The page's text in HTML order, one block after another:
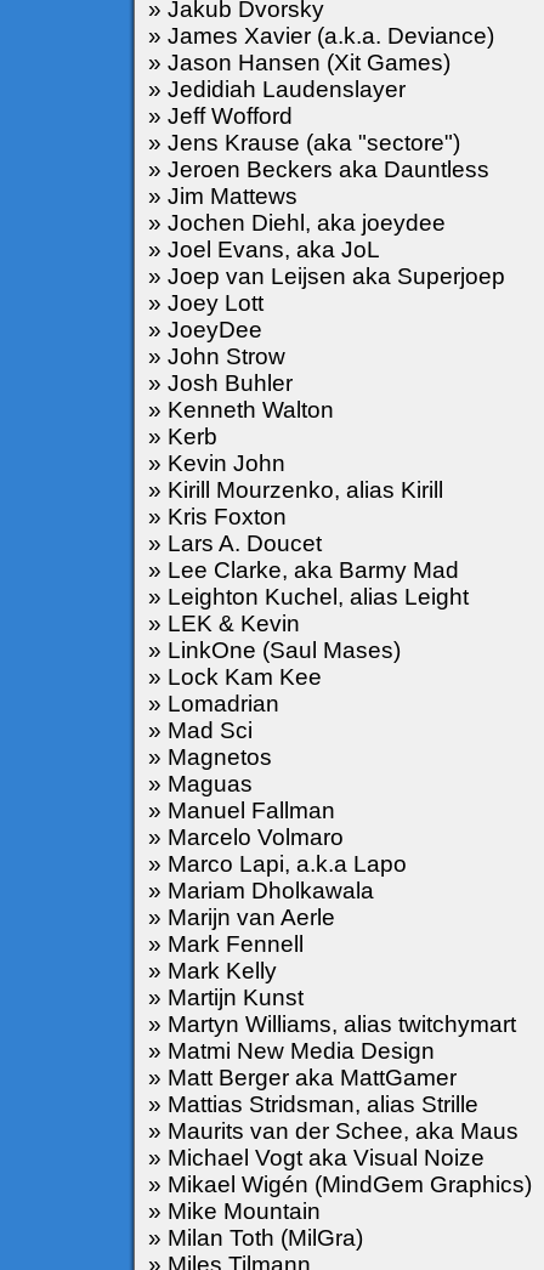
» Jakub Dvorsky
» James Xavier (a.k.a. Deviance)
» Jason Hansen (Xit Games)
» Jedidiah Laudenslayer
» Jeff Wofford
» Jens Krause (aka "sectore")
» Jeroen Beckers aka Dauntless
» Jim Mattews
» Jochen Diehl, aka joeydee
» Joel Evans, aka JoL
» Joep van Leijsen aka Superjoep
» Joey Lott
» JoeyDee
» John Strow
» Josh Buhler
» Kenneth Walton
» Kerb
» Kevin John
» Kirill Mourzenko, alias Kirill
» Kris Foxton
» Lars A. Doucet
» Lee Clarke, aka Barmy Mad
» Leighton Kuchel, alias Leight
» LEK & Kevin
» LinkOne (Saul Mases)
» Lock Kam Kee
» Lomadrian
» Mad Sci
» Magnetos
» Maguas
» Manuel Fallman
» Marcelo Volmaro
» Marco Lapi, a.k.a Lapo
» Mariam Dholkawala
» Marijn van Aerle
» Mark Fennell
» Mark Kelly
» Martijn Kunst
» Martyn Williams, alias twitchymart
» Matmi New Media Design
» Matt Berger aka MattGamer
» Mattias Stridsman, alias Strille
» Maurits van der Schee, aka Maus
» Michael Vogt aka Visual Noize
» Mikael Wigén (MindGem Graphics)
» Mike Mountain
» Milan Toth (MilGra)
» Miles Tilmann